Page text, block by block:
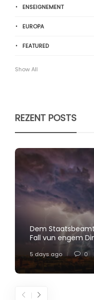
ENSEIGNEMENT
EUROPA
FEATURED
Show All
REZENT POSTS
Dem
Fall vun engem
5 days ago 0